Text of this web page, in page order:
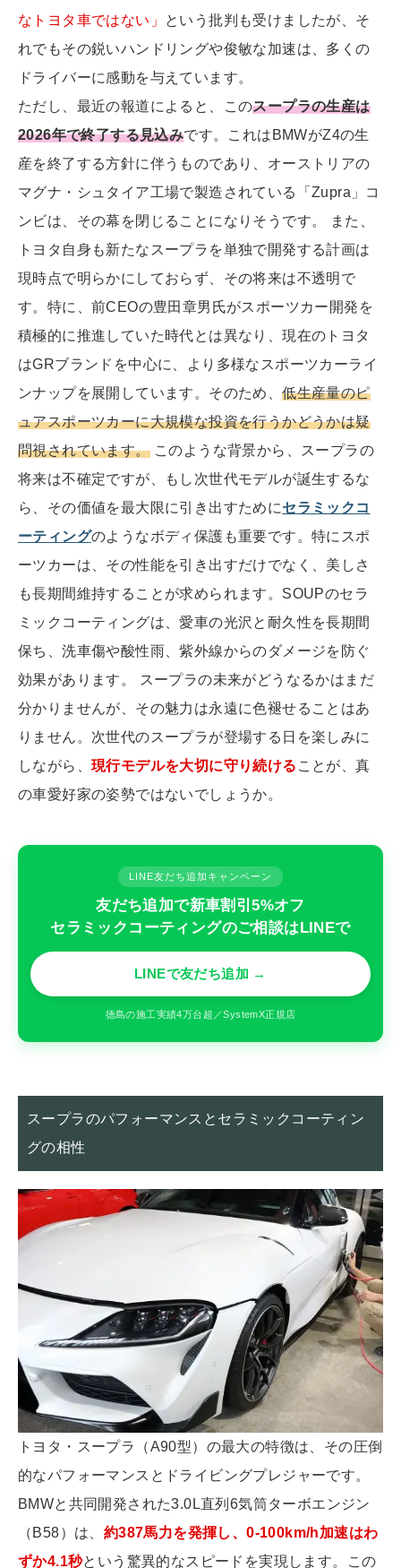
なトヨタ車ではない」
という批判も受けましたが、そ
れでもその鋭いハンドリングや俊敏な加速は、多くの
ドライバーに感動を与えています。
ただし、最近の報道によると、このスープラの生産は
2026年で終了する見込みです。これはBMWがZ4の生
産を終了する方針に伴うものであり、オーストリアの
マグナ・シュタイア工場で製造されている「Zupra」コ
ンビは、その幕を閉じることになりそうです。 また、
トヨタ自身も新たなスープラを単独で開発する計画は
現時点で明らかにしておらず、その将来は不透明で
す。特に、前CEOの豊田章男氏がスポーツカー開発を
積極的に推進していた時代とは異なり、現在のトヨタ
はGRブランドを中心に、より多様なスポーツカーライ
ンナップを展開しています。そのため、低生産量のピ
ュアスポーツカーに大規模な投資を行うかどうかは疑
問視されています。このような背景から、スープラの
将来は不確定ですが、もし次世代モデルが誕生するな
ら、その価値を最大限に引き出すためにセラミックコ
ーティングのようなボディ保護も重要です。特にスポ
ーツカーは、その性能を引き出すだけでなく、美しさ
も長期間維持することが求められます。SOUPのセラ
ミックコーティングは、愛車の光沢と耐久性を長期間
保ち、洗車傷や酸性雨、紫外線からのダメージを防ぐ
効果があります。 スープラの未来がどうなるかはまだ
分かりませんが、その魅力は永遠に色褪せることはあ
りません。次世代のスープラが登場する日を楽しみに
しながら、 現行モデルを大切に守り続ける ことが、真
の車愛好家の姿勢ではないでしょうか。
LINE友だち追加キャンペーン
友だち追加で新車割引5%オフ
セラミックコーティングのご相談はLINEで
LINEで友だち追加 →
徳島の施工実績4万台超／SystemX正規店
スープラのパフォーマンスとセラミックコーティン
グの相性
トヨタ・スープラ（A90型）の最大の特徴は、その圧倒
的なパフォーマンスとドライビングプレジャーです。
BMWと共同開発された3.0L直列6気筒ターボエンジン
（B58）は、 約387馬力を発揮し、0-100km/h加速はわ
ずか4.1秒という驚異的なスピードを実現します。この